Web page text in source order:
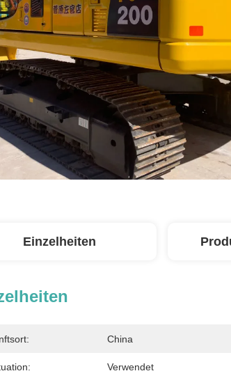
Einzelheiten
China
Verwendet